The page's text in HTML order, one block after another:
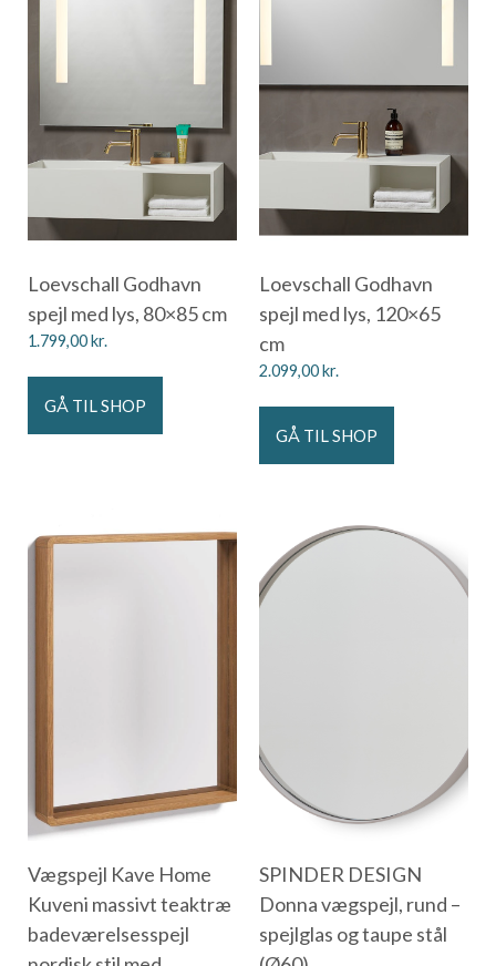
Loevschall Godhavn
spejl med lys, 80×85 cm
1.799,00kr.
GÅ TIL SHOP
Loevschall Godhavn
spejl med lys, 120×65
cm
2.099,00kr.
GÅ TIL SHOP
Vægspejl Kave Home
Kuveni massivt teaktræ
badeværelsesspejl
SPINDER DESIGN
Donna vægspejl, rund –
spejlglas og taupe stål